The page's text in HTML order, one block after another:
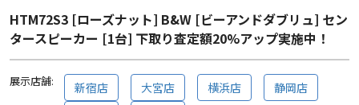
HTM72S3 [ローズナット] B&W [ビーアンドダブリュ] セン
タースピーカー [1台] 下取り査定額20%アップ実施中！
展示店舗: 新宿店 大宮店 横浜店
静岡店